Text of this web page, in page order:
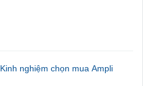
Kinh nghiệm chọn mua Ampli